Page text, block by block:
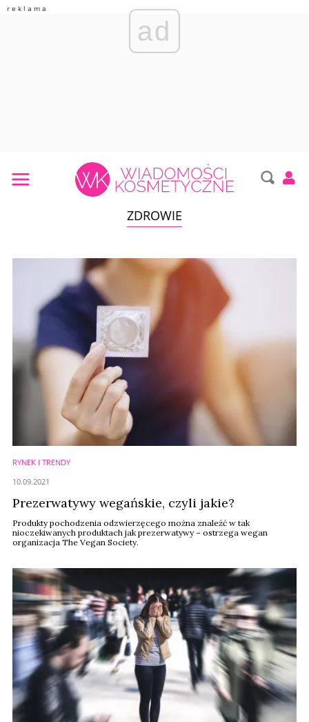
ad
ZDROWIE
RYNEK I TRENDY
Prezerwatywy wegańskie, czyli jakie?
Produkty pochodzenia odzwierzęcego można znaleźć w tak
nioczekiwanych produktach jak prezerwatywy – ostrzega wegan
organizacja The Vegan Society.
10.09.2021